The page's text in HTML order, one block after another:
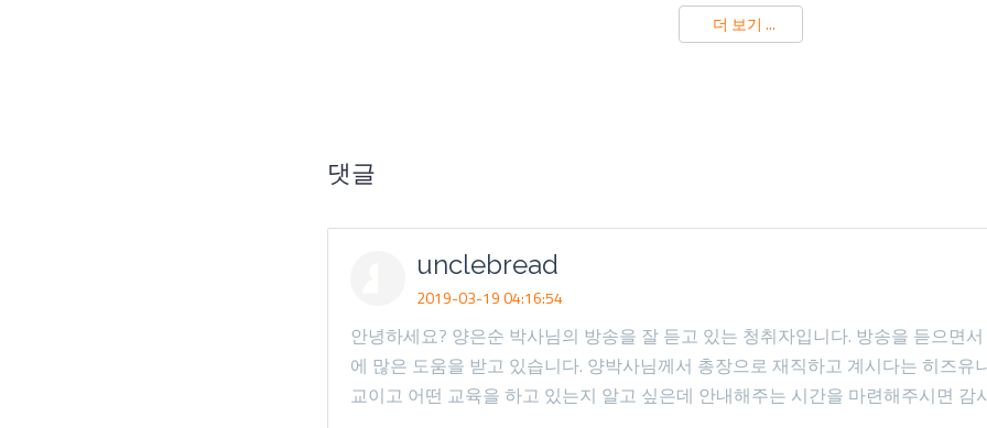
더 보기 ...
댓글
unclebread
2019-03-19 04:16:54
안녕하세요? 양은순 박사님의 방송을 잘 듣고 있는 청취자입니다. 방송을 듣으면
에 많은 도움을 받고 있습니다. 양박사님께서 총장으로 재직하고 계시다는 히즈유
교이고 어떤 교육을 하고 있는지 알고 싶은데 안내해주는 시간을 마련해주시면 감